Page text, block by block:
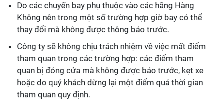
Do các chuyến bay phụ thuộc vào các hãng Hàng
Không nên trong một số trường hợp giờ bay có thể
thay đổi mà không được thông báo trước.
Công ty sẽ không chịu trách nhiệm về việc mất điểm
tham quan trong các trường hợp: các điểm tham
quan bị đóng cửa mà không được báo trước, kẹt xe
hoặc do quý khách dừng lại một điểm quá thời gian
tham quan quy định.